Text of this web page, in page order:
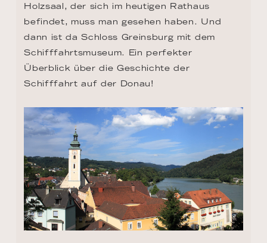
Holzsaal, der sich im heutigen Rathaus
befindet, muss man gesehen haben. Und
dann ist da Schloss Greinsburg mit dem
Schifffahrtsmuseum. Ein perfekter
Überblick über die Geschichte der
Schifffahrt auf der Donau!